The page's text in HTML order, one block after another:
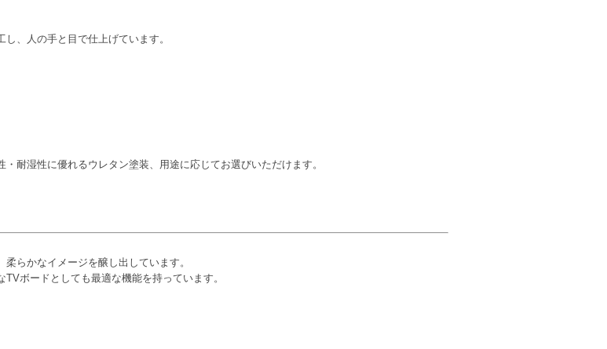
、人の手と目で仕上げています。
耐湿性に優れるウレタン塗装、用途に応じてお選びいただけます。
らかなイメージを醸し出しています。
ボードとしても最適な機能を持っています。